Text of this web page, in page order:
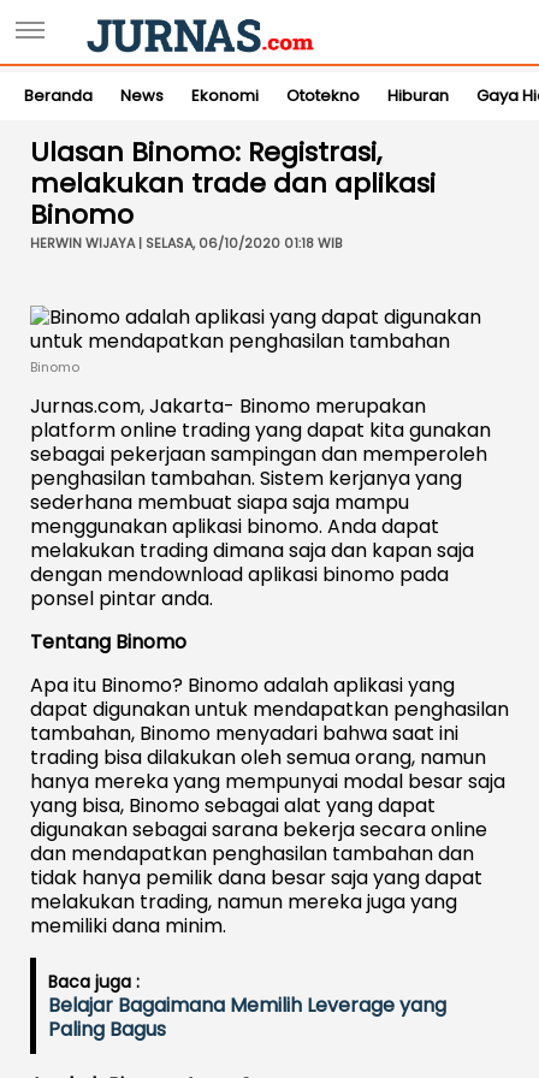
Beranda News Ekonomi Ototekno Hiburan Gaya
Ulasan Binomo: Registrasi,
melakukan trade dan aplikasi
Binomo
HERWIN WIJAYA | SELASA, 06/10/2020 01:18 WIB
Binomo
Jurnas.com, Jakarta- Binomo merupakan
platform online trading yang dapat kita gunakan
sebagai pekerjaan sampingan dan memperoleh
penghasilan tambahan. Sistem kerjanya yang
sederhana membuat siapa saja mampu
menggunakan aplikasi binomo. Anda dapat
melakukan trading dimana saja dan kapan saja
dengan mendownload aplikasi binomo pada
ponsel pintar anda.
Tentang Binomo
Apa itu Binomo? Binomo adalah aplikasi yang
dapat digunakan untuk mendapatkan penghasilan
tambahan, Binomo menyadari bahwa saat ini
trading bisa dilakukan oleh semua orang, namun
hanya mereka yang mempunyai modal besar saja
yang bisa, Binomo sebagai alat yang dapat
digunakan sebagai sarana bekerja secara online
dan mendapatkan penghasilan tambahan dan
tidak hanya pemilik dana besar saja yang dapat
melakukan trading, namun mereka juga yang
memiliki dana minim.
Baca juga :
Belajar Bagaimana Memilih Leverage yang
Paling Bagus